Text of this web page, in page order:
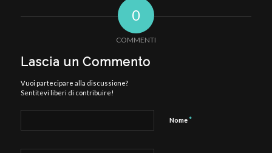
0
COMMENTI
Lascia un Commento
Vuoi partecipare alla discussione?
Sentitevi liberi di contribuire!
Nome*